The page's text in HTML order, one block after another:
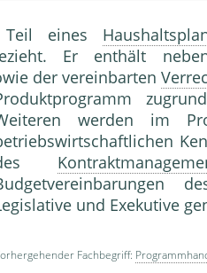
eines
Er enthält
der vereinbarten
werden im
und Exekutive
Fachbegriff: